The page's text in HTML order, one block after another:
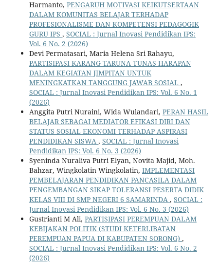
Harmanto, PENGARUH MOTIVASI KEIKUTSERTAAN
DALAM KOMUNITAS BELAJAR TERHADAP
PROFESIONALISME DAN KOMPETENSI PEDAGOGIK
GURU IPS , SOCIAL : Jurnal Inovasi Pendidikan IPS:
Vol. 6 No. 2 (2026)
Devi Permatasari, Maria Helena Sri Rahayu,
PARTISIPASI KARANG TARUNA TUNAS HARAPAN
DALAM KEGIATAN JIMPITAN UNTUK
MENINGKATKAN TANGGUNG JAWAB SOSIAL ,
SOCIAL : Jurnal Inovasi Pendidikan IPS: Vol. 6 No. 1
(2026)
Anggita Putri Nuraini, Wida Wulandari, PERAN HASIL
BELAJAR SEBAGAI MEDIATOR EFIKASI DIRI DAN
STATUS SOSIAL EKONOMI TERHADAP ASPIRASI
PENDIDIKAN SISWA , SOCIAL : Jurnal Inovasi
Pendidikan IPS: Vol. 6 No. 3 (2026)
Syeninda Nuraliva Putri Elyan, Novita Majid, Moh.
Bahzar, Wingkolatin Wingkolatin, IMPLEMENTASI
PEMBELAJARAN PENDIDIKAN PANCASILA DALAM
PENGEMBANGAN SIKAP TOLERANSI PESERTA DIDIK
KELAS VIII DI SMP NEGERI 6 SAMARINDA , SOCIAL :
Jurnal Inovasi Pendidikan IPS: Vol. 6 No. 3 (2026)
Gustrianti M Ali, PARTISIPASI PEREMPUAN DALAM
KEBIJAKAN POLITIK (STUDI KETERLIBATAN
PEREMPUAN PAPUA DI KABUPATEN SORONG) ,
SOCIAL : Jurnal Inovasi Pendidikan IPS: Vol. 6 No. 2
(2026)